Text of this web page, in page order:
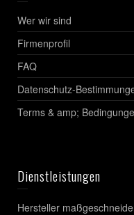
Wer wir sind
Firmenprofil
FAQ
Datenschutz-
Terms & amp;
Dienstleistungen
Hersteller